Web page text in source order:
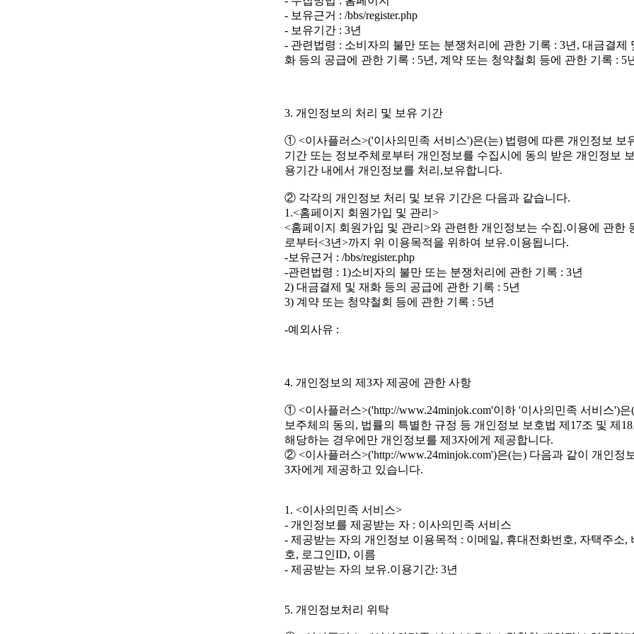
- 보유근거 : /bbs/register.php
- 보유기간 : 3년
- 관련법령 : 소비자의 불만 또는 분쟁처리에 관한 기록 : 3년, 대금결제
화 등의 공급에 관한 기록 : 5년, 계약 또는 청약철회 등에 관한 기록 : 5
3. 개인정보의 처리 및 보유 기간
① <이사플러스>('이사의민족 서비스')은(는) 법령에 따른 개인정보 보
기간 또는 정보주체로부터 개인정보를 수집시에 동의 받은 개인정보 보
용기간 내에서 개인정보를 처리,보유합니다.
② 각각의 개인정보 처리 및 보유 기간은 다음과 같습니다.
1.<홈페이지 회원가입 및 관리>
<홈페이지 회원가입 및 관리>와 관련한 개인정보는 수집.이용에 관한
로부터<3년>까지 위 이용목적을 위하여 보유.이용됩니다.
-보유근거 : /bbs/register.php
-관련법령 : 1)소비자의 불만 또는 분쟁처리에 관한 기록 : 3년
2) 대금결제 및 재화 등의 공급에 관한 기록 : 5년
3) 계약 또는 청약철회 등에 관한 기록 : 5년
-예외사유 :
4. 개인정보의 제3자 제공에 관한 사항
① <이사플러스>('http://www.24minjok.com'이하 '이사의민족 서비스')은
보주체의 동의, 법률의 특별한 규정 등 개인정보 보호법 제17조 및 제18
해당하는 경우에만 개인정보를 제3자에게 제공합니다.
② <이사플러스>('http://www.24minjok.com')은(는) 다음과 같이 개인정
3자에게 제공하고 있습니다.
1. <이사의민족 서비스>
- 개인정보를 제공받는 자 : 이사의민족 서비스
- 제공받는 자의 개인정보 이용목적 : 이메일, 휴대전화번호, 자택주소,
호, 로그인ID, 이름
- 제공받는 자의 보유.이용기간: 3년
5. 개인정보처리 위탁